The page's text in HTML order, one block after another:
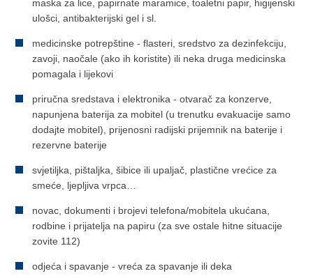
maska za lice, papirnate maramice, toaletni papir, higijenski
ulošci, antibakterijski gel i sl.
medicinske potrepštine - flasteri, sredstvo za dezinfekciju,
zavoji, naočale (ako ih koristite) ili neka druga medicinska
pomagala i lijekovi
priručna sredstava i elektronika - otvarač za konzerve,
napunjena baterija za mobitel (u trenutku evakuacije samo
dodajte mobitel), prijenosni radijski prijemnik na baterije i
rezervne baterije
svjetiljka, pištaljka, šibice ili upaljač, plastične vrećice za
smeće, ljepljiva vrpca…
novac, dokumenti i brojevi telefona/mobitela ukućana,
rodbine i prijatelja na papiru (za sve ostale hitne situacije
zovite 112)
odjeća i spavanje - vreća za spavanje ili deka